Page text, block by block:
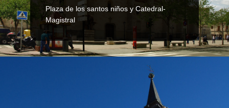
Plaza de los santos niños y Catedral-
Magistral